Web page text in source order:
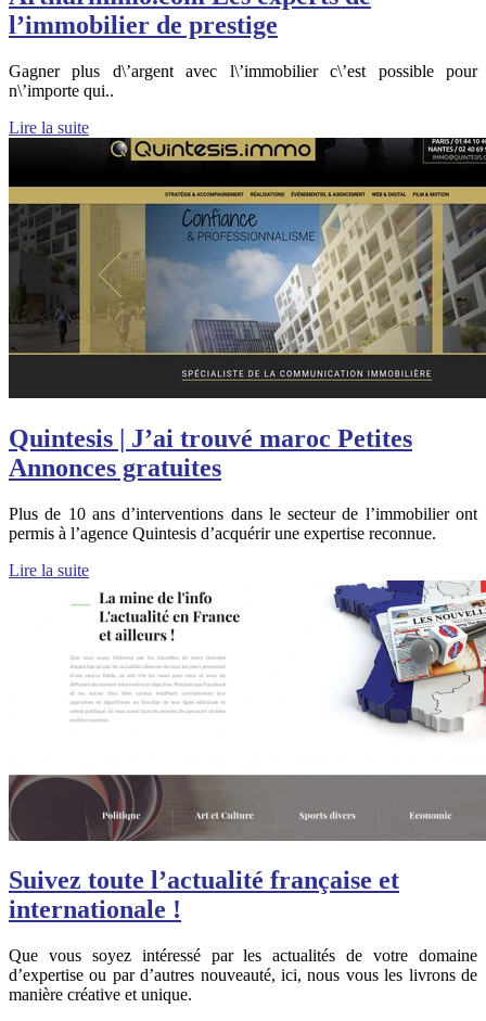
l’immobilier de prestige
Gagner plus d\’argent avec l\’immobilier c\’est possible pour
n\’importe qui..
Lire la suite
Quintesis | J’ai trouvé maroc Petites
Annonces gratuites
Plus de 10 ans d’interventions dans le secteur de l’immobilier ont
permis à l’agence Quintesis d’acquérir une expertise reconnue.
Lire la suite
Suivez toute l’actualité française et
internationale !
Que vous soyez intéressé par les actualités de votre domaine
d’expertise ou par d’autres nouveauté, ici, nous vous les livrons de
manière créative et unique.